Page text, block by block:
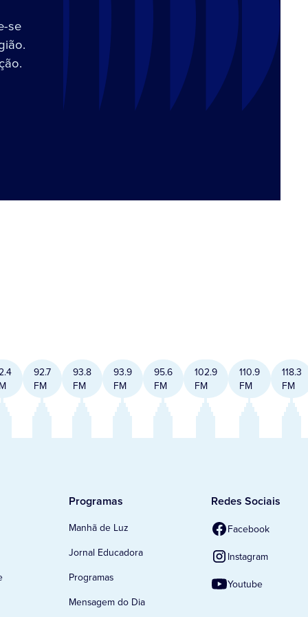
se
92.7
FM
93.8
FM
93.9
FM
95.6
FM
102.9
FM
110.9
FM
118.3
FM
Programas
Manhã de Luz
Jornal Educadora
Programas
Mensagem do Dia
Redes Sociais
Facebook
Instagram
Youtube